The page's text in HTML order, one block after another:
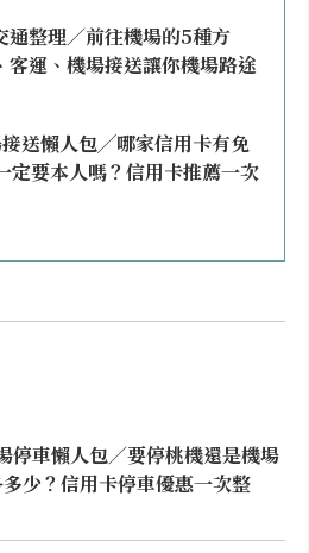
通整理／前往機場的5種方
客運、機場接送讓你機場路途
送懶人包╱哪家信用卡有免
定要本人嗎？信用卡推薦一次
停車懶人包／要停桃機還是機場
少？信用卡停車優惠一次整